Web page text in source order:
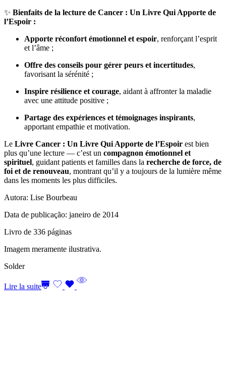
✨ Bienfaits de la lecture de Cancer : Un Livre Qui Apporte de
l’Espoir :
Apporte réconfort émotionnel et espoir, renforçant l’esprit
et l’âme ;
Offre des conseils pour gérer peurs et incertitudes,
favorisant la sérénité ;
Inspire résilience et courage, aidant à affronter la maladie
avec une attitude positive ;
Partage des expériences et témoignages inspirants,
apportant empathie et motivation.
Le Livre Cancer : Un Livre Qui Apporte de l’Espoir est bien
plus qu’une lecture — c’est un compagnon émotionnel et
spirituel, guidant patients et familles dans la recherche de force, de
foi et de renouveau, montrant qu’il y a toujours de la lumière même
dans les moments les plus difficiles.
Autora: Lise Bourbeau
Data de publicação: janeiro de 2014
Livro de 336 páginas
Imagem meramente ilustrativa.
Solder
Lire la suite